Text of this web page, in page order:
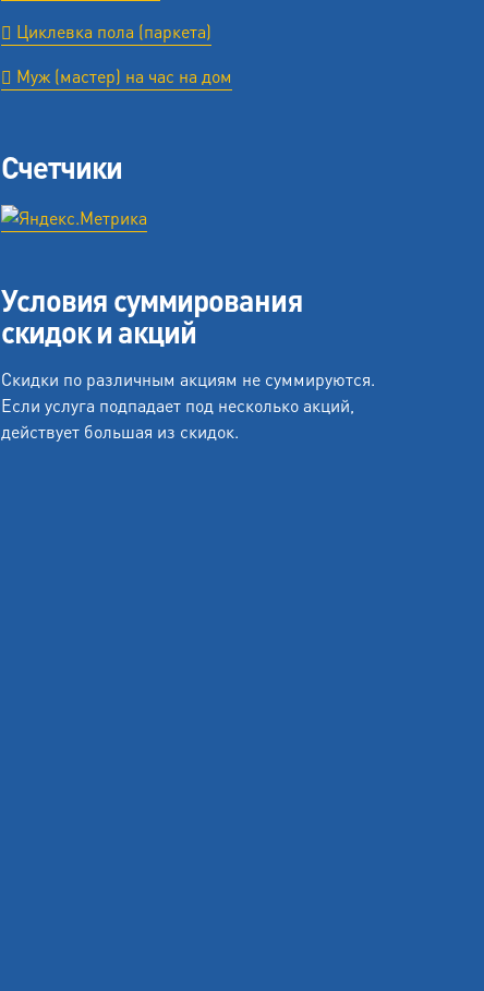
Циклевка пола (паркета)
Муж (мастер) на час на дом
Счетчики
Условия суммирования
скидок и акций
Скидки по различным акциям не суммируются.
Если услуга подпадает под несколько акций,
действует большая из скидок.